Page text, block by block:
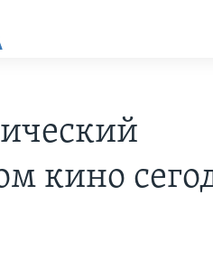
кино